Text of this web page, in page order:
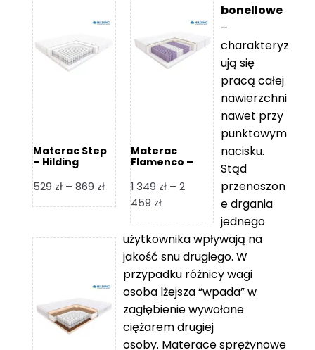
Materac Step
– Hilding
529 zł – 869 złZakres
cen:
529 zł
do
869 zł
Materac
Flamenco –
1 349 zł – 2
459 złZakres
od
1
349 zł
2
459 zł
bonellowe
–
charakteryz
ują się
pracą całej
nawierzchni
nawet przy
punktowym
nacisku.
Stąd
przenoszon
e drgania
jednego
użytkownika wpływają na
jakość snu drugiego. W
przypadku różnicy wagi
osoba lżejsza “wpada” w
zagłębienie wywołane
ciężarem drugiej
osoby. Materace sprężynowe